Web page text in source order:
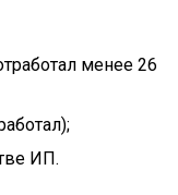
менее 26
ИП.